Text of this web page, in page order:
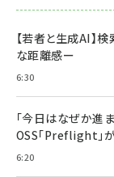
【若者と生成AI】
な距離感ー
6:30
「今日はなぜか進
OSS「Preflight」
6:20